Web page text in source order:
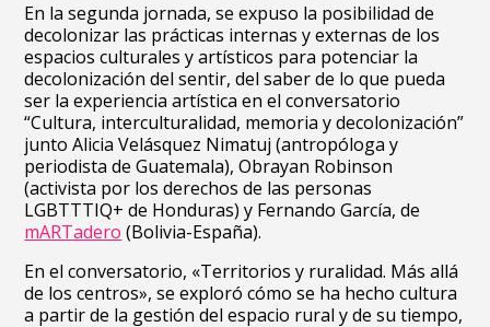
En la segunda jornada, se expuso la posibilidad de
decolonizar las prácticas internas y externas de los
espacios culturales y artísticos para potenciar la
decolonización del sentir, del saber de lo que pueda
ser la experiencia artística en el conversatorio
“Cultura, interculturalidad, memoria y decolonización”
junto Alicia Velásquez Nimatuj (antropóloga y
periodista de Guatemala), Obrayan Robinson
(activista por los derechos de las personas
LGBTTTIQ+ de Honduras) y Fernando García, de
mARTadero (Bolivia-España).
En el conversatorio, «Territorios y ruralidad. Más allá
de los centros», se exploró cómo se ha hecho cultura
a partir de la gestión del espacio rural y de su tiempo,